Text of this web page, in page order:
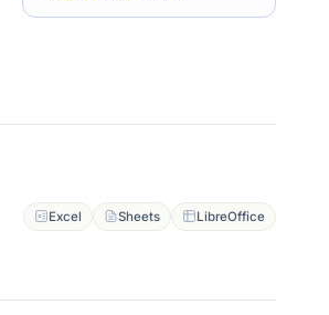
Excel Sheets LibreOffice